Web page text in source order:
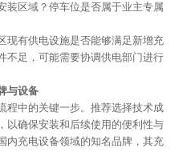
装区域？停车位是否属于业主专属
现有供电设施是否能够满足新增充
不足，可能需要协调供电部门进行
与设备
程中的关键一步。推荐选择技术成
以确保安装和后续使用的便利性与
内充电设备领域的知名品牌，其充